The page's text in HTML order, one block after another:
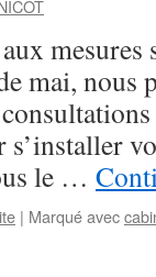
aux
mai, nous
s’installer
le …
| Marqué avec